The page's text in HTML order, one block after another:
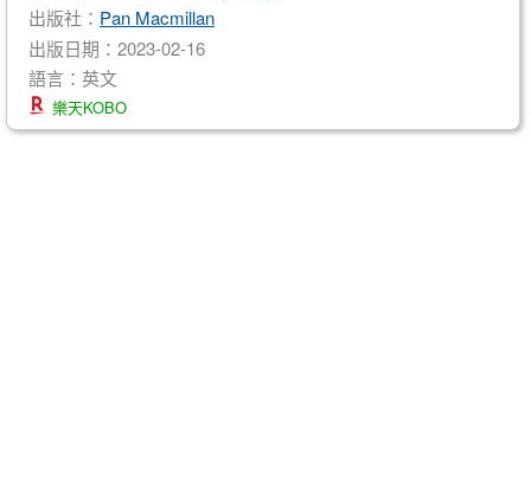
出版社： Pan Macmillan
出版日期：2023-02-16
語言：英文
樂天KOBO